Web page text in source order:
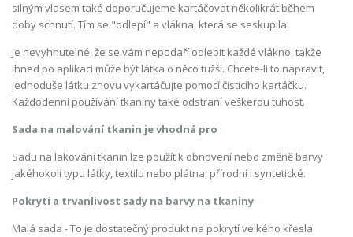
silným vlasem také doporučujeme kartáčovat několikrát během
doby schnutí. Tím se "odlepí" a vlákna, která se seskupila.
Je nevyhnutelné, že se vám nepodaří odlepit každé vlákno, takže
ihned po aplikaci může být látka o něco tužší. Chcete-li to napravit,
jednoduše látku znovu vykartáčujte pomocí čisticího kartáčku.
Každodenní používání tkaniny také odstraní veškerou tuhost.
Sada na malování tkanin je vhodná pro
Sadu na lakování tkanin lze použít k obnovení nebo změně barvy
jakéhokoli typu látky, textilu nebo plátna: přírodní i syntetické.
Pokrytí a trvanlivost sady na barvy na tkaniny
Malá sada - To je dostatečný produkt na pokrytí velkého křesla